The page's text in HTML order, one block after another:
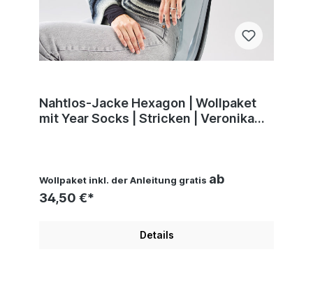
Nahtlos-Jacke Hexagon | Wollpaket
mit Year Socks | Stricken | Veronika
Wollpaket inkl. der Anleitung gratis ab
34,50 €*
Details